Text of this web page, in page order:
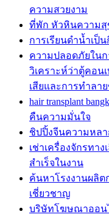
ความสวยงาม
ที่พัก หัวหินความ
การเรียนดำน้ำเป็
ความปลอดภัยใน
วิเคราะห์ว่าตู้คอน
เสียและการทำลา
hair transplant
คืนความมั่นใจ
ชิปปิ้งจีนความหล
เช่าเครื่องจักรทา
สำเร็จในงาน
ค้นหาโรงงานผลิ
เชี่ยวชาญ
บริษัทโฆษณาออน